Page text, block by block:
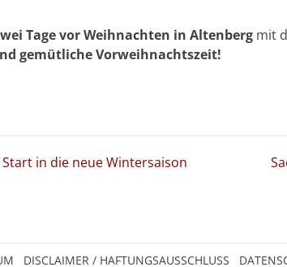
Tage vor Weihnachten in Altenberg mit
gemütliche Vorweihnachtszeit!
in die neue Wintersaison
DISCLAIMER / HAFTUNGSAUSSCHLUSS